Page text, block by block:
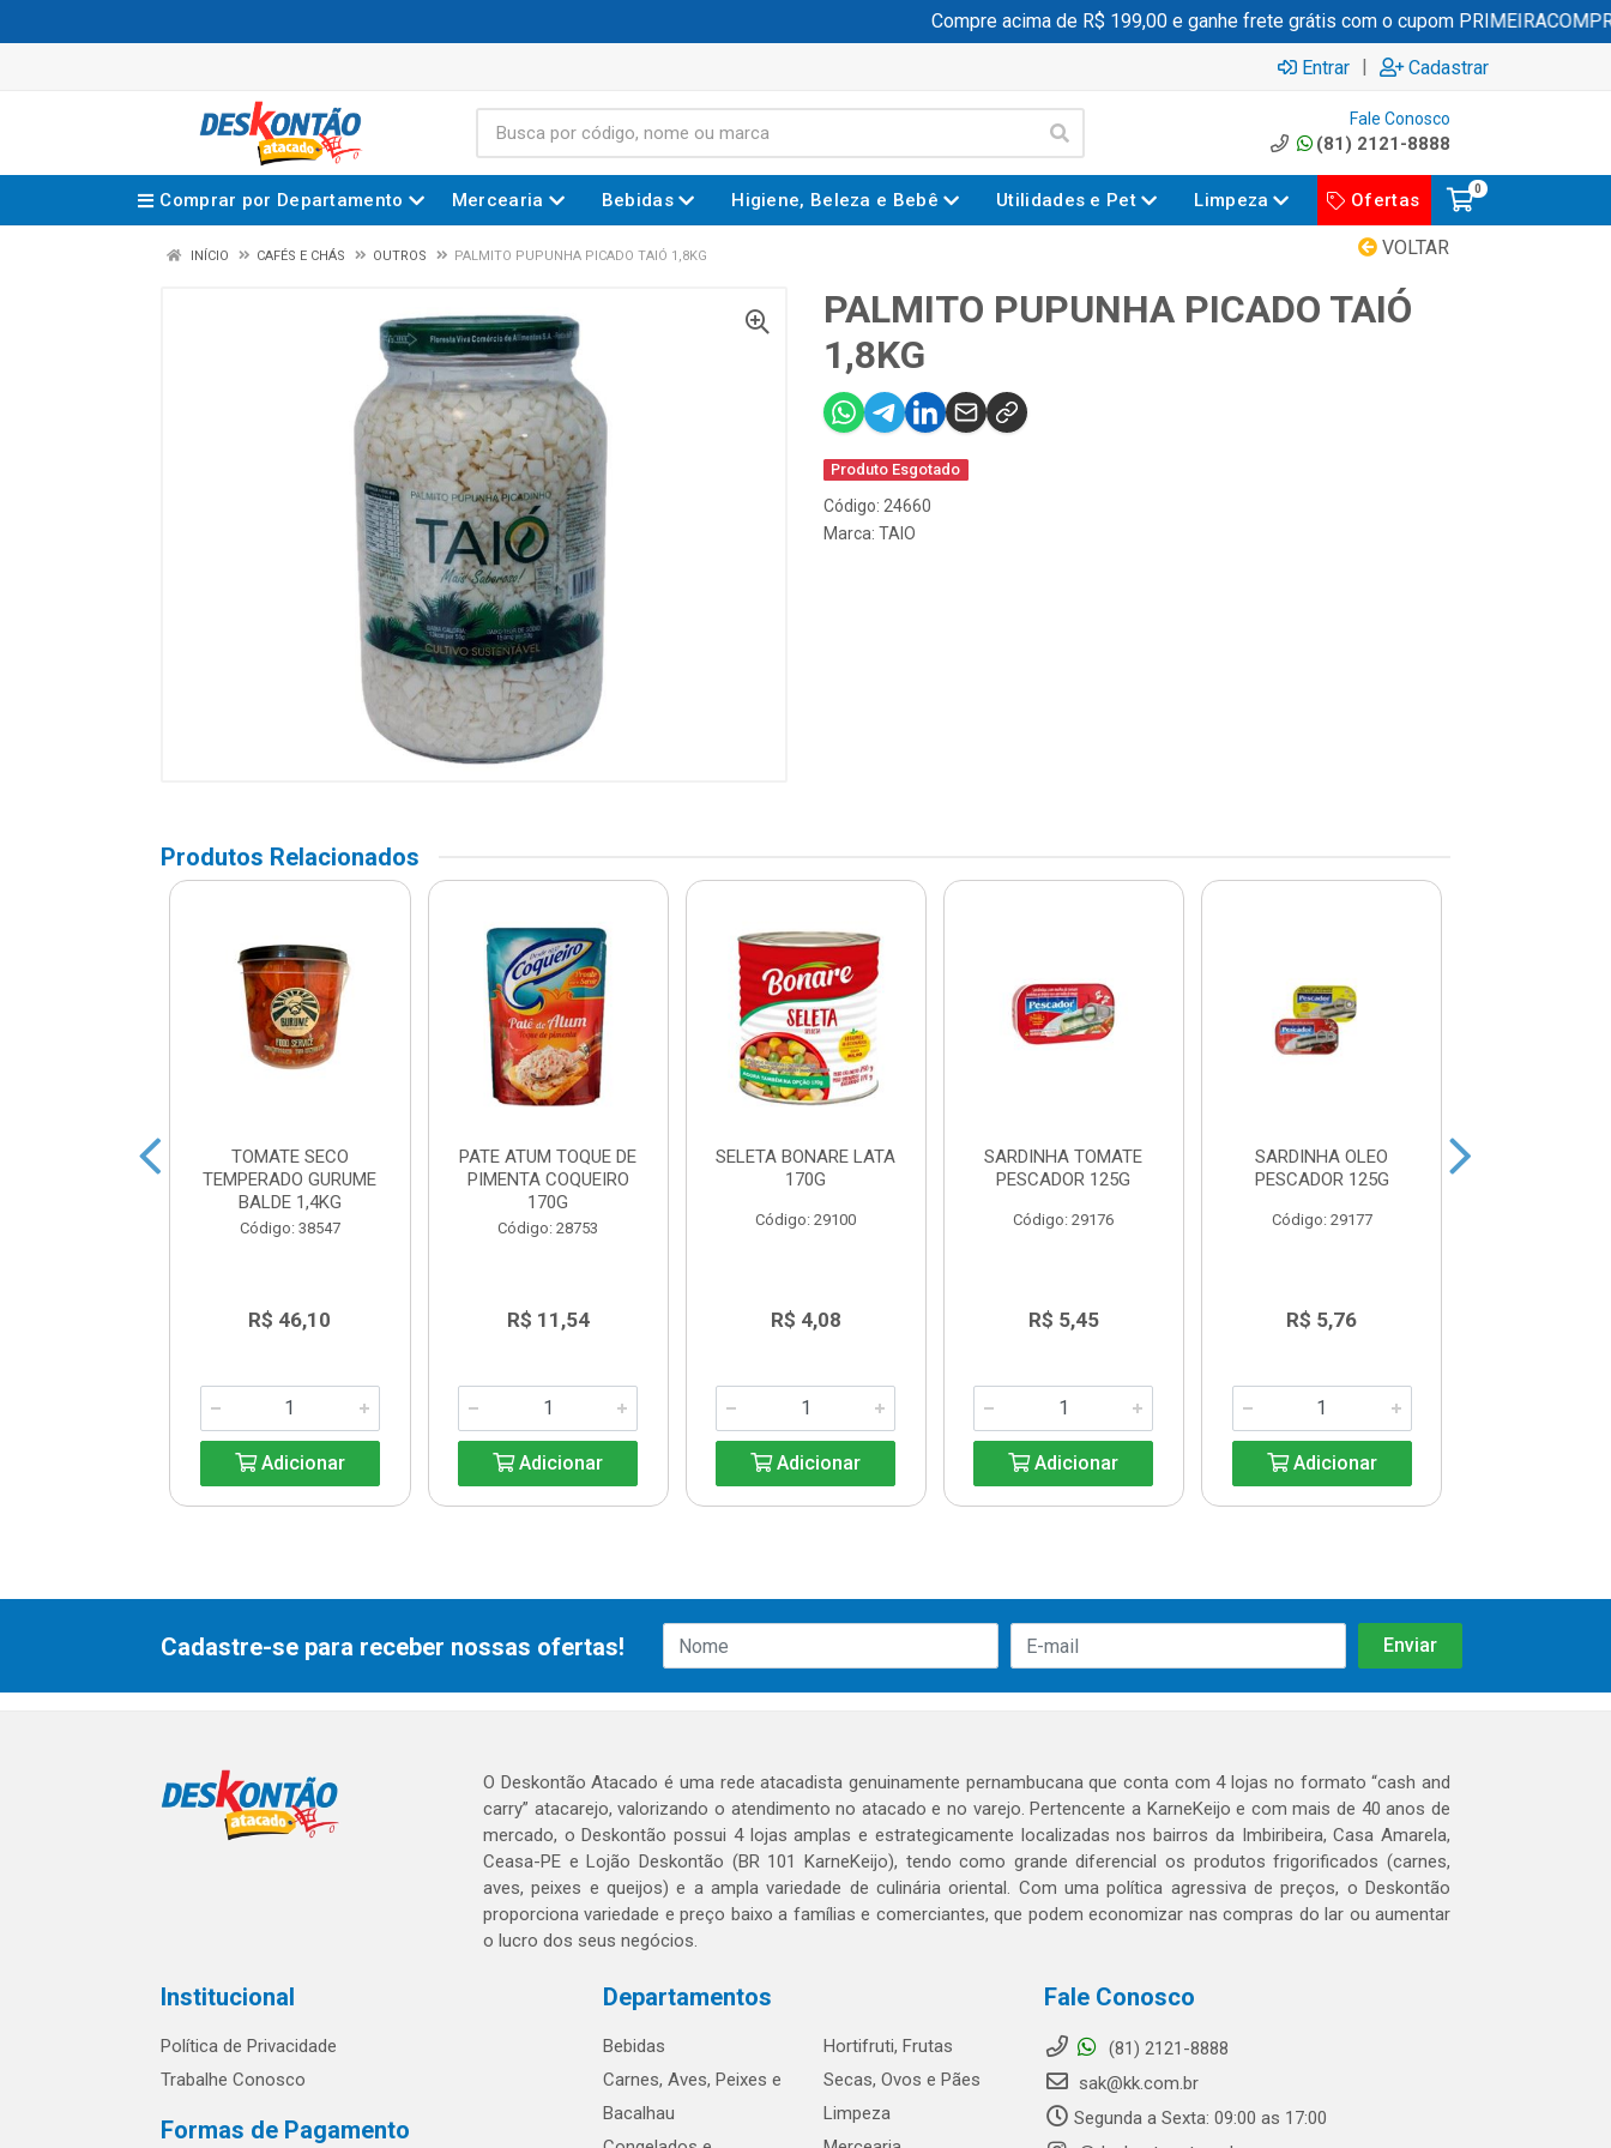
Compre acima de R$ 199,00 e ganhe frete grátis com o cupom PRIMEIRACOMPRA
Entrar | Cadastrar
Fale Conosco
(81) 2121-8888
Comprar por Departamento Mercearia Bebidas Higiene, Beleza e Bebê Utilidades e Pet Limpeza Ofertas
0
VOLTAR
INÍCIO CAFÉS E CHÁS OUTROS PALMITO PUPUNHA PICADO TAIÓ 1,8KG
PALMITO PUPUNHA PICADO TAIÓ
1,8KG
Produto Esgotado
Código: 24660
Marca: TAIO
Produtos Relacionados
TOMATE SECO
TEMPERADO GURUME
BALDE 1,4KG
Código: 38547
R$ 46,10
Adicionar
PATE ATUM TOQUE DE
PIMENTA COQUEIRO
170G
Código: 28753
R$ 11,54
Adicionar
SELETA BONARE LATA
170G
Código: 29100
R$ 4,08
Adicionar
SARDINHA TOMATE
PESCADOR 125G
Código: 29176
R$ 5,45
Adicionar
SARDINHA OLEO
PESCADOR 125G
Código: 29177
R$ 5,76
Adicionar
Cadastre-se para receber nossas ofertas!
O Deskontão Atacado é uma rede atacadista genuinamente pernambucana que conta com 4 lojas no formato “cash and
carry” atacarejo, valorizando o atendimento no atacado e no varejo. Pertencente a KarneKeijo e com mais de 40 anos de
mercado, o Deskontão possui 4 lojas amplas e estrategicamente localizadas nos bairros da Imbiribeira, Casa Amarela,
Ceasa-PE e Lojão Deskontão (BR 101 KarneKeijo), tendo como grande diferencial os produtos frigorificados (carnes,
aves, peixes e queijos) e a ampla variedade de culinária oriental. Com uma política agressiva de preços, o Deskontão
proporciona variedade e preço baixo a famílias e comerciantes, que podem economizar nas compras do lar ou aumentar
o lucro dos seus negócios.
Institucional
Política de Privacidade
Trabalhe Conosco
Formas de Pagamento
Departamentos
Bebidas
Carnes, Aves, Peixes e
Bacalhau
Hortifruti, Frutas
Secas, Ovos e Pães
Limpeza
Fale Conosco
(81) 2121-8888
sak@kk.com.br
Segunda a Sexta: 09:00 as 17:00